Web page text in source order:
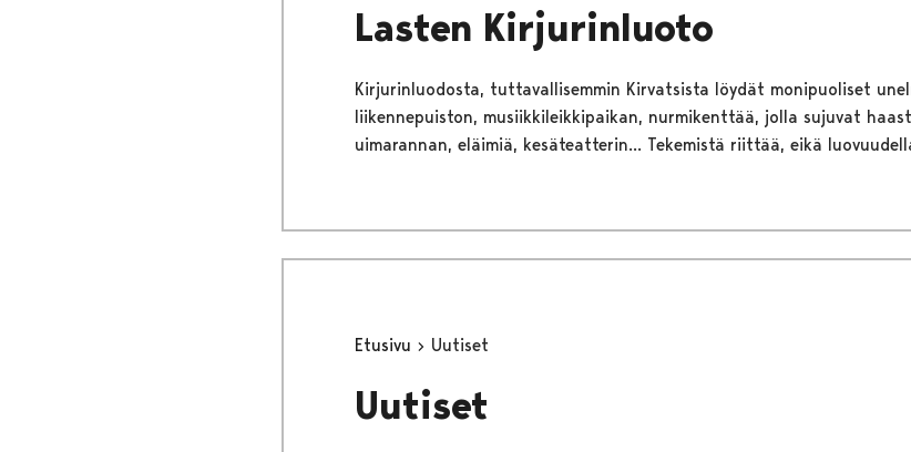
Lasten Kirjurinluoto
Kirjurinluodosta, tuttavallisemmin Kirvatsista löydät monipuoliset
liikennepuiston, musiikkileikkipaikan, nurmikenttää, jolla sujuvat
uimarannan, eläimiä, kesäteatterin... Tekemistä riittää, eikä
Etusivu Uutiset
Uutiset